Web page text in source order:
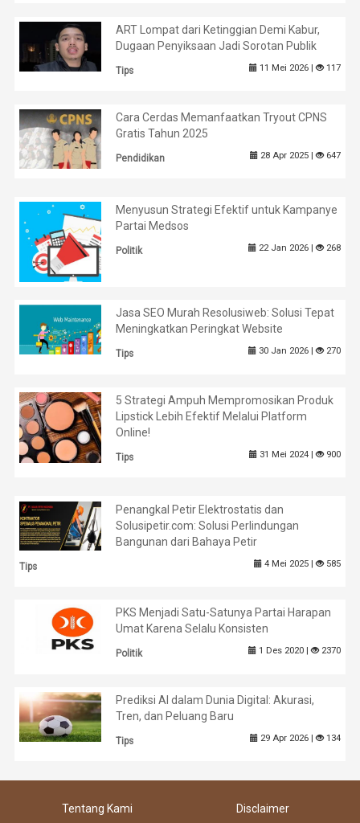
ART Lompat dari Ketinggian Demi Kabur,
Dugaan Penyiksaan Jadi Sorotan Publik
Tips 11 Mei 2026 | 117
Cara Cerdas Memanfaatkan Tryout CPNS
Gratis Tahun 2025
Pendidikan 28 Apr 2025 | 647
Menyusun Strategi Efektif untuk Kampanye
Partai Medsos
Politik 22 Jan 2026 | 268
Jasa SEO Murah Resolusiweb: Solusi Tepat
Meningkatkan Peringkat Website
Tips 30 Jan 2026 | 270
5 Strategi Ampuh Mempromosikan Produk
Lipstick Lebih Efektif Melalui Platform
Online!
Tips 31 Mei 2024 | 900
Penangkal Petir Elektrostatis dan
Solusipetir.com: Solusi Perlindungan
Bangunan dari Bahaya Petir
Tips 4 Mei 2025 | 585
PKS Menjadi Satu-Satunya Partai Harapan
Umat Karena Selalu Konsisten
Politik 1 Des 2020 | 2370
Prediksi AI dalam Dunia Digital: Akurasi,
Tren, dan Peluang Baru
Tips 29 Apr 2026 | 134
Tentang Kami Disclaimer